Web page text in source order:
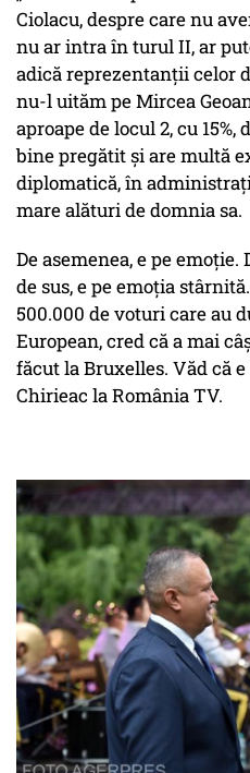
Ciolacu, despre care nu
nu ar intra în turul II, ar
adică reprezentanții celor
nu-l uităm pe Mircea
aproape de locul 2, cu
bine pregătit și are multă
diplomatică, în
mare alături de domnia sa.
De asemenea, e pe emoție.
de sus, e pe emoția
500.000 de voturi care au
European, cred că a mai
făcut la Bruxelles. Văd că e
Chirieac la România TV.